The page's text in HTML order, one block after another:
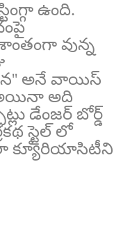
ఉంది.
వున్న
అనే వాయిస్
అయినా అది
డేంజర్ బోర్డ్
స్టైల్ లో
క్యూరియాసిటీని